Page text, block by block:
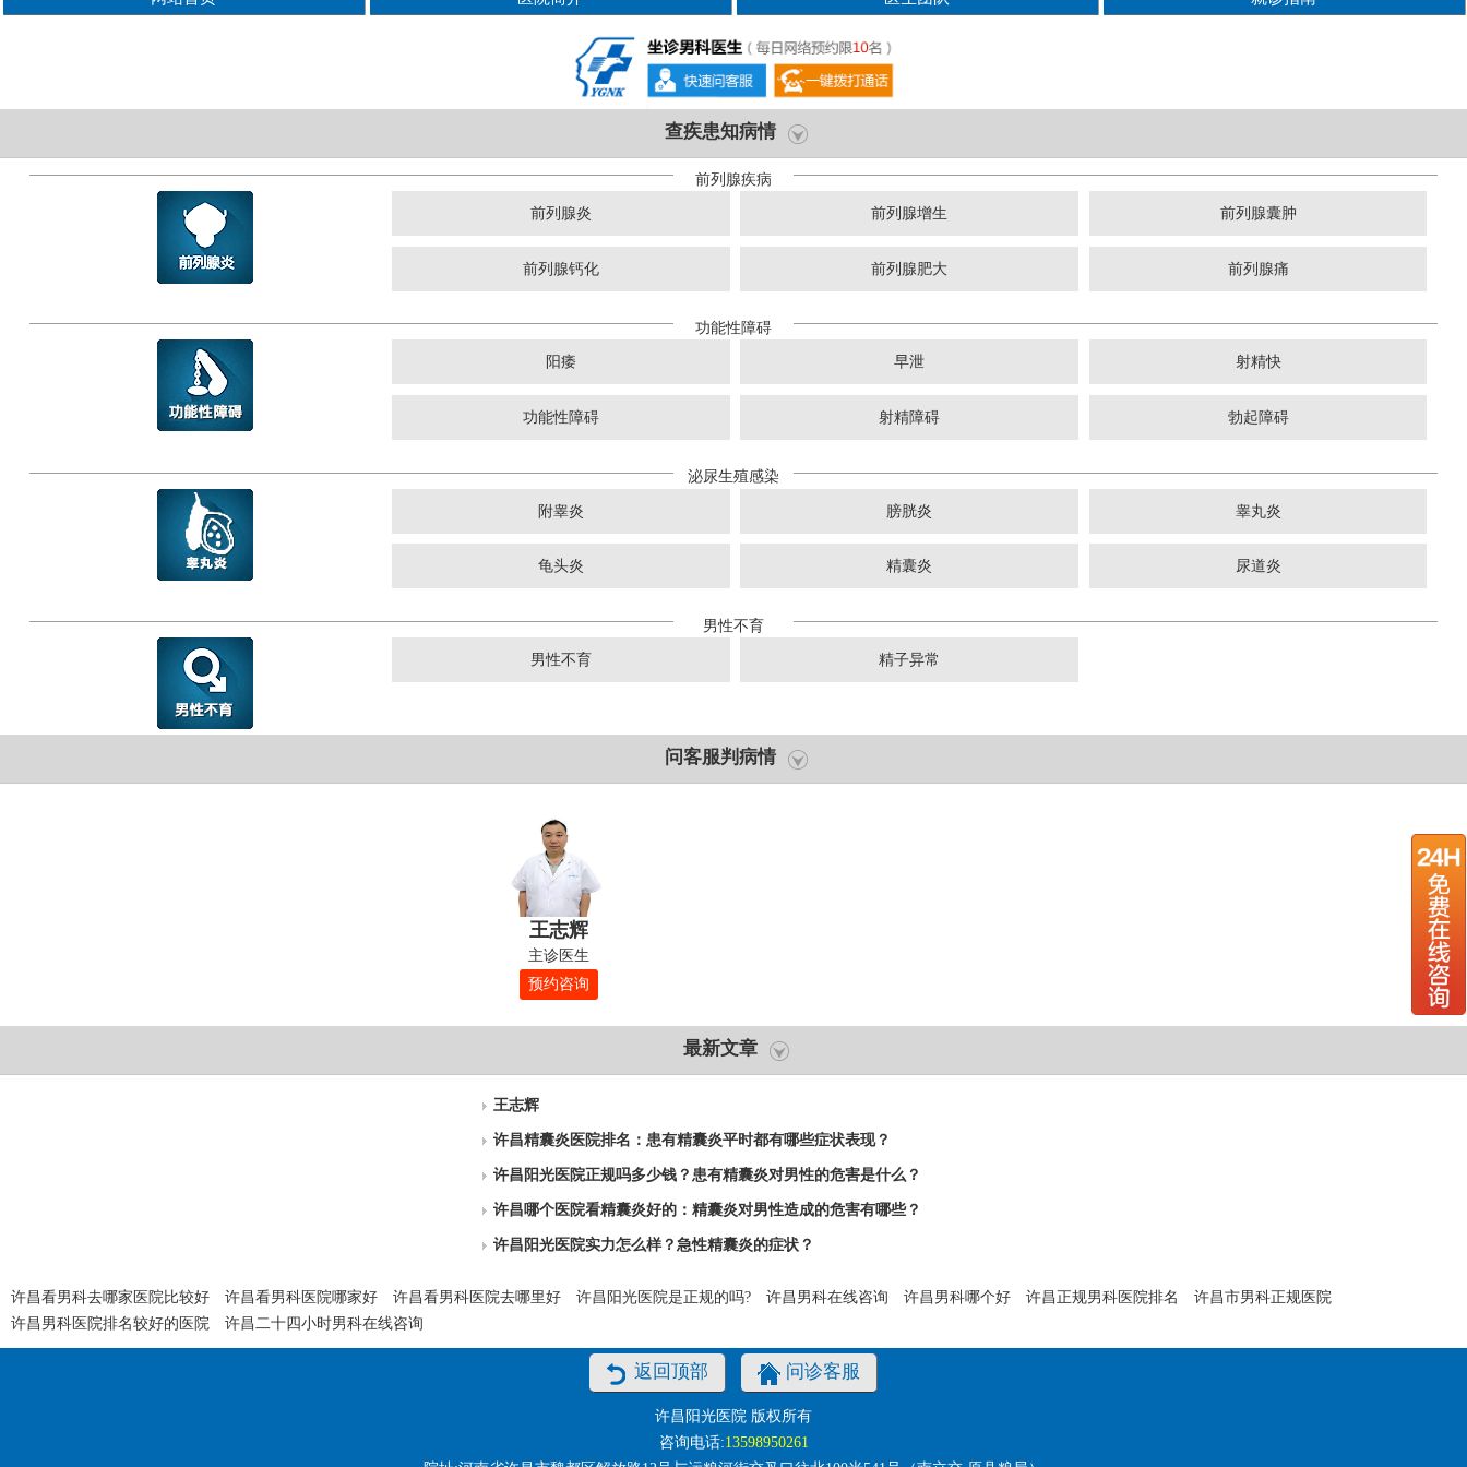
查疾患知病情
前列腺疾病
前列腺炎 前列腺增生 前列腺囊肿
前列腺钙化 前列腺肥大 前列腺痛
功能性障碍
阳痿 早泄 射精快
功能性障碍 射精障碍 勃起障碍
泌尿生殖感染
附睾炎 膀胱炎 睾丸炎
龟头炎 精囊炎 尿道炎
男性不育
男性不育 精子异常
问客服判病情
王志辉
主诊医生
预约咨询
最新文章
王志辉
许昌精囊炎医院排名：患有精囊炎平时都有哪些症状表现？
许昌阳光医院正规吗多少钱？患有精囊炎对男性的危害是什么？
许昌哪个医院看精囊炎好的：精囊炎对男性造成的危害有哪些？
许昌阳光医院实力怎么样？急性精囊炎的症状？
许昌看男科去哪家医院比较好 许昌看男科医院哪家好 许昌看男科医院去哪里好 许昌阳光医院是正规的吗? 许昌男科在线咨询 许昌男科哪个好 许昌正规男科医院排名
许昌市男科正规医院
许昌男科医院排名较好的医院
许昌二十四小时男科在线咨询
返回顶部 问诊客服
许昌阳光医院 版权所有
咨询电话:13598950261